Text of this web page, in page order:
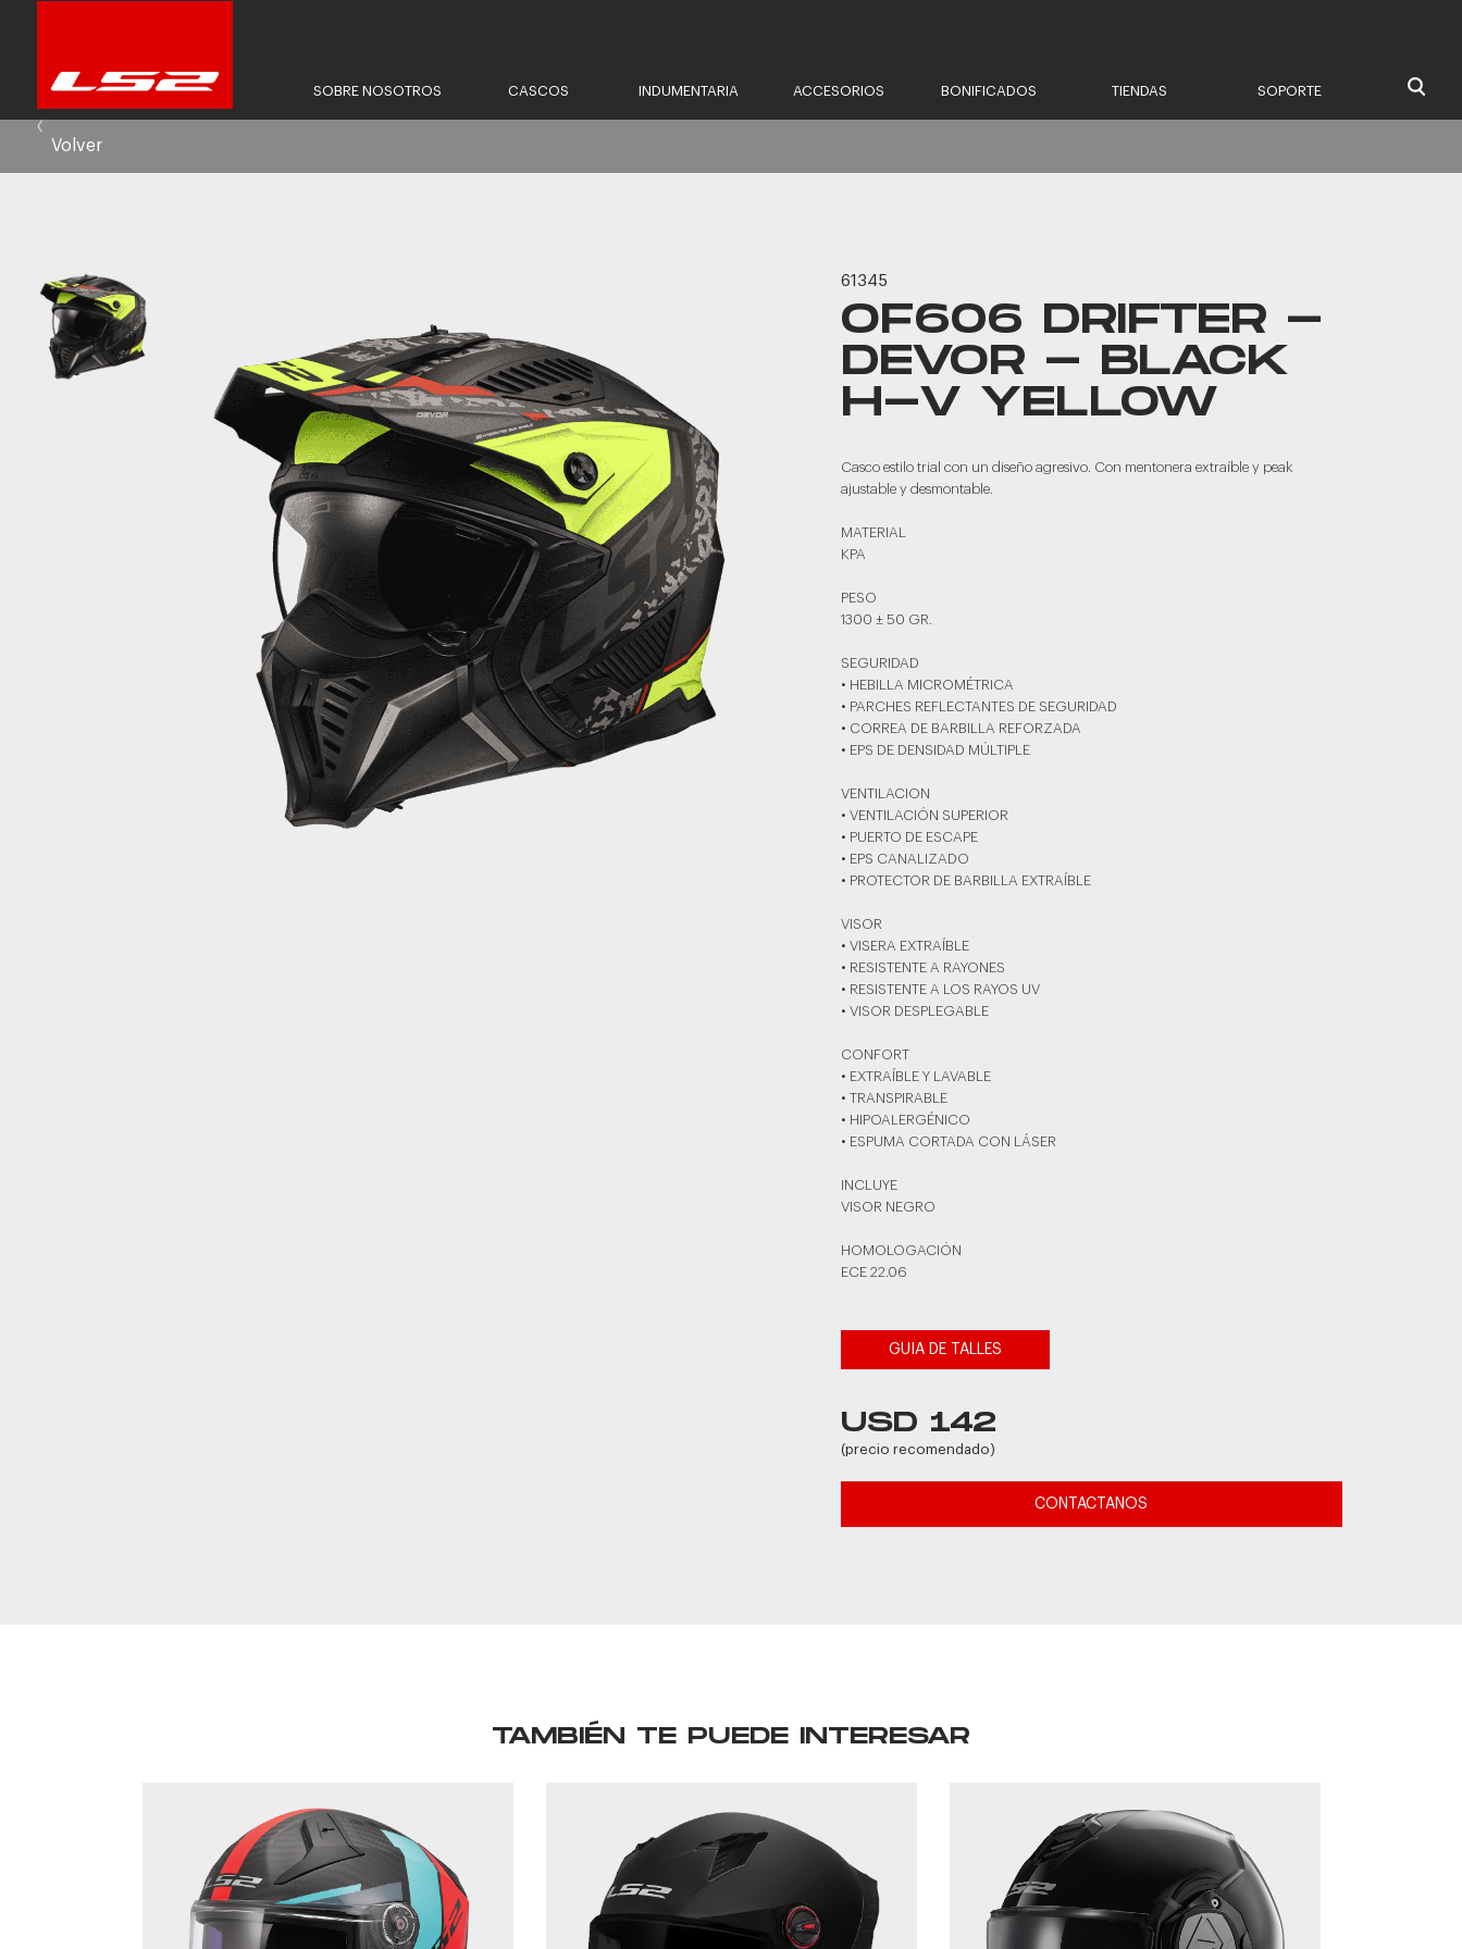
SOBRE NOSOTROS CASCOS INDUMENTARIA ACCESORIOS BONIFICADOS TIENDAS SOPORTE
Volver
61345
OF606 DRIFTER -
DEVOR - BLACK
H-V YELLOW
Casco estilo trial con un diseño agresivo. Con mentonera extraíble y peak
ajustable y desmontable.
MATERIAL
KPA
PESO
1300 ± 50 GR.
SEGURIDAD
• HEBILLA MICROMÉTRICA
• PARCHES REFLECTANTES DE SEGURIDAD
• CORREA DE BARBILLA REFORZADA
• EPS DE DENSIDAD MÚLTIPLE
VENTILACION
• VENTILACIÓN SUPERIOR
• PUERTO DE ESCAPE
• EPS CANALIZADO
• PROTECTOR DE BARBILLA EXTRAÍBLE
VISOR
• VISERA EXTRAÍBLE
• RESISTENTE A RAYONES
• RESISTENTE A LOS RAYOS UV
• VISOR DESPLEGABLE
CONFORT
• EXTRAÍBLE Y LAVABLE
• TRANSPIRABLE
• HIPOALERGÉNICO
• ESPUMA CORTADA CON LÁSER
INCLUYE
VISOR NEGRO
HOMOLOGACIÓN
ECE 22.06
GUIA DE TALLES
USD 142
(precio recomendado)
CONTACTANOS
TAMBIÉN TE PUEDE INTERESAR